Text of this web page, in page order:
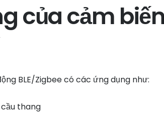
của cảm
BLE/Zigbee có các ứng dụng như:
thang